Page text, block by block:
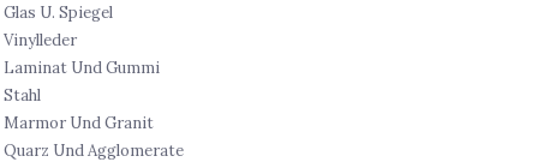
Glas U. Spiegel
Vinylleder
Laminat Und Gummi
Stahl
Marmor Und Granit
Quarz Und Agglomerate